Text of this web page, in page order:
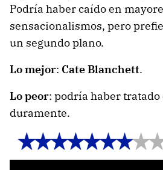
Podría haber caído en
sensacionalismos, pero
un segundo plano.
Lo mejor: Cate Blanchett.
Lo peor: podría haber tratado
duramente.